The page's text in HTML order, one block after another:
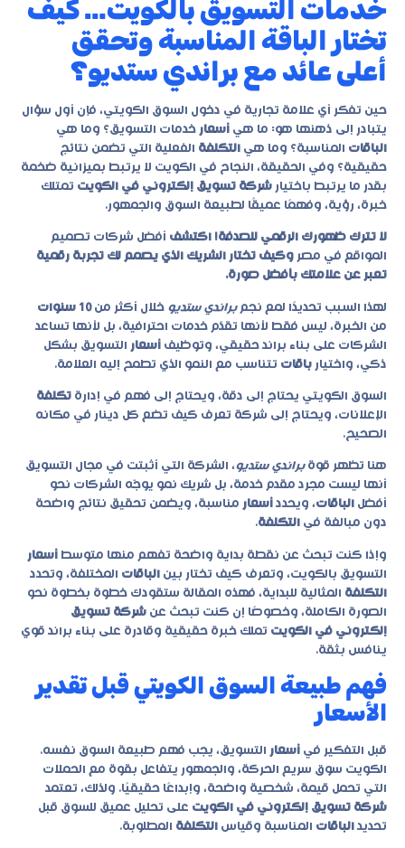
خدمات التسويق بالكويت… كيف
تختار الباقة المناسبة وتحقق
أعلى عائد مع براندي ستديو؟
حين تفكر أي علامة تجارية في دخول السوق الكويتي، فإن أول سؤال
يتبادر إلى ذهنها هو: ما هي أسعار خدمات التسويق؟ وما هي
الباقات المناسبة؟ وما هي التكلفة الفعلية التي تضمن نتائج
حقيقية؟ وفي الحقيقة، النجاح في الكويت لا يرتبط بميزانية ضخمة
بقدر ما يرتبط باختيار شركة تسويق إلكتروني في الكويت تمتلك
خبرة، رؤية، وفهمًا عميقًا لطبيعة السوق والجمهور.
لا تترك ظهورك الرقمي للصدفة! اكتشف أفضل شركات تصميم
المواقع في مصر وكيف تختار الشريك الذي يصمم لك تجربة رقمية
تعبر عن علامتك بأفضل صورة.
لهذا السبب تحديدًا لمع نجمبراندي ستديو خلال أكثر من10 سنوات
من الخبرة، ليس فقط لأنها تقدّم خدمات احترافية، بل لأنها تساعد
الشركات على بناء براند حقيقي، وتوظيف أسعار التسويق بشكل
ذكي، واختيار باقات تتناسب مع النمو الذي تطمح إليه العلامة.
السوق الكويتي يحتاج إلى دقة، ويحتاج إلى فهم في إدارة تكلفة
الإعلانات، ويحتاج إلى شركة تعرف كيف تضع كل دينار في مكانه
الصحيح.
هنا تظهر قوةبراندي ستديو، الشركة التي أثبتت في مجال التسويق
أنها ليست مجرد مقدم خدمة، بل شريك نمو يوجّه الشركات نحو
أفضل الباقات، ويحدد أسعار مناسبة، ويضمن تحقيق نتائج واضحة
دون مبالغة في التكلفة.
وإذا كنت تبحث عن نقطة بداية واضحة تفهم منها متوسط أسعار
التسويق بالكويت، وتعرف كيف تختار بين الباقات المختلفة، وتحدد
التكلفة المثالية للبداية، فهذه المقالة ستقودك خطوة بخطوة نحو
الصورة الكاملة، وخصوصًا إن كنت تبحث عن شركة تسويق
إلكتروني في الكويت تملك خبرة حقيقية وقادرة على بناء براند قوي
ينافس بثقة.
فهم طبيعة السوق الكويتي قبل تقدير
الأسعار
قبل التفكير في أسعار التسويق، يجب فهم طبيعة السوق نفسه.
الكويت سوق سريع الحركة، والجمهور يتفاعل بقوة مع الحملات
التي تحمل قيمة، شخصية واضحة، وإبداعًا حقيقيًا. ولذلك، تعتمد
شركة تسويق إلكتروني في الكويت على تحليل عميق للسوق قبل
تحديد الباقات المناسبة وقياس التكلفة المطلوبة.